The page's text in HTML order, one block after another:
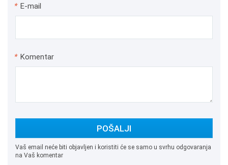
* E-mail
* Komentar
POŠALJI
Vaš email neće biti objavljen i koristiti će se samo u svrhu odgovaranja
na Vaš komentar